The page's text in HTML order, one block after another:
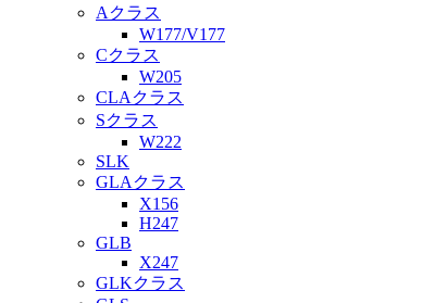
Aクラス
W177/V177
Cクラス
W205
CLAクラス
Sクラス
W222
SLK
GLAクラス
X156
H247
GLB
X247
GLKクラス